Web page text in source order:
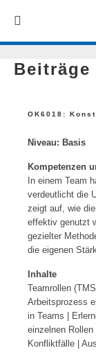
Beiträge
OK6018:
Niveau: Basis
Kompetenzen
In einem Team
verdeutlicht die
zeigt auf, wie
effektiv genutzt
gezielter
die eigenen
Inhalte
Teamrollen
Arbeitsprozess
in Teams |
einzelnen
Konfliktfälle |